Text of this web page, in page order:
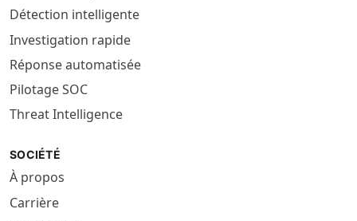
Détection intelligente
Investigation rapide
Réponse automatisée
Pilotage SOC
Threat Intelligence
SOCIÉTÉ
À propos
Carrière